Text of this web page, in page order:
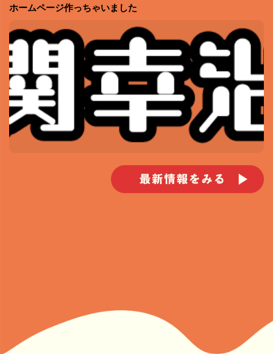
ホームページ作っちゃいました